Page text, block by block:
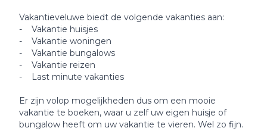
Vakantieveluwe biedt de volgende vakanties aan:
- Vakantie huisjes
- Vakantie woningen
- Vakantie bungalows
- Vakantie reizen
- Last minute vakanties
Er zijn volop mogelijkheden dus om een mooie
vakantie te boeken, waar u zelf uw eigen huisje of
bungalow heeft om uw vakantie te vieren. Wel zo fijn.